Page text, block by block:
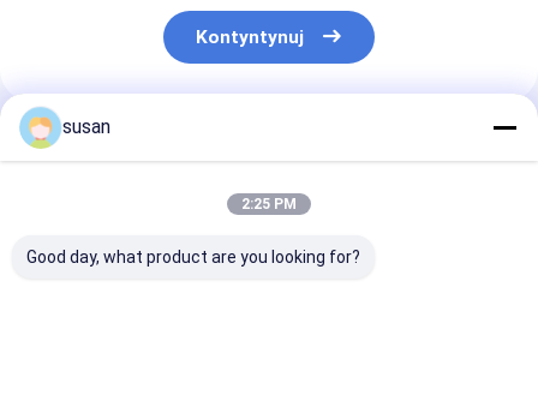
Kontyntynuj
Polecane Produkty
susan
2:25 PM
Good day, what product are you looking for?